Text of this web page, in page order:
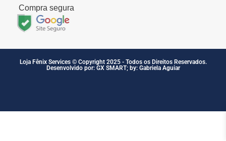
Compra segura
Loja Fênix Services © Copyright 2025 - Todos os Direitos Reservados.
Desenvolvido por: GX SMART; by: Gabriela Aguiar